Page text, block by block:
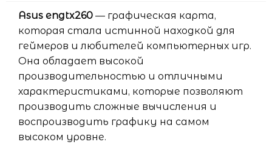
Asus engtx260 — графическая карта,
которая стала истинной находкой для
геймеров и любителей компьютерных игр.
Она обладает высокой
производительностью и отличными
характеристиками, которые позволяют
производить сложные вычисления и
воспроизводить графику на самом
высоком уровне.